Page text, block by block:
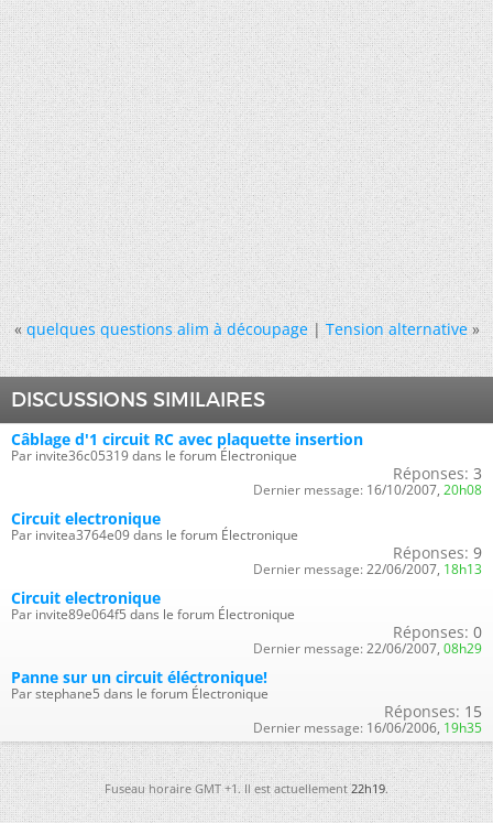
« quelques questions alim à découpage|Tension alternative »
DISCUSSIONS SIMILAIRES
Câblage d'1 circuit RC avec plaquette insertion
Par invite36c05319 dans le forum Électronique
Réponses: 3
Dernier message: 16/10/2007, 20h08
Circuit electronique
Par invitea3764e09 dans le forum Électronique
Réponses: 9
Dernier message: 22/06/2007, 18h13
Circuit electronique
Par invite89e064f5 dans le forum Électronique
Réponses: 0
Dernier message: 22/06/2007, 08h29
Panne sur un circuit éléctronique!
Par stephane5 dans le forum Électronique
Réponses: 15
Dernier message: 16/06/2006, 19h35
Fuseau horaire GMT +1. Il est actuellement22h19.